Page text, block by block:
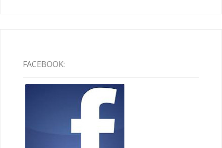
FACEBOOK: